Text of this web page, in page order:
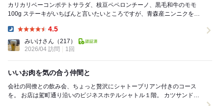
カリカリベーコンポテトサラダ、枝豆ペペロンチーノ、黒毛和牛のモモ
100g ステーキがいちばんと言いたいところですが、青森産ニンニクを使
4.5
みいけさん （217）
2026/04 訪問
1回
いいお肉を気の合う仲間と
会社の同僚との飲み会、ちょっと贅沢にシャトーブリアン付きのコース
を。 お店は駕町通り沿いのビジネスホテルシャトル１階。 カツサンドが